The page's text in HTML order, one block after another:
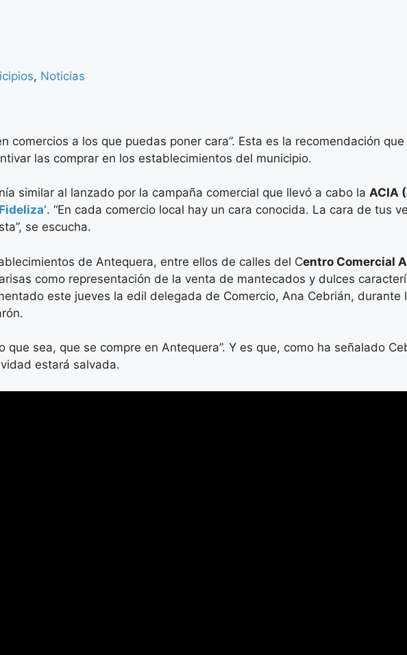
, Noticias
comercios a los que puedas poner cara”. Esta es la recomendación
las comprar en los establecimientos del municipio.
similar al lanzado por la campaña comercial que llevó a cabo la ACIA
. “En cada comercio local hay un cara conocida. La cara de tus
se escucha.
de Antequera, entre ellos de calles del Centro Comercial
como representación de la venta de mantecados y dulces
este jueves la edil delegada de Comercio, Ana Cebrián,
que sea, que se compre en Antequera”. Y es que, como ha señalado
estará salvada.